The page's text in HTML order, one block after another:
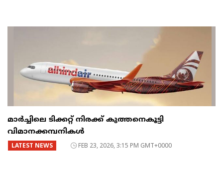
മാർച്ചിലെ ടിക്കറ്റ് നിരക്ക് കുത്തനെകൂട്ടി
വിമാനക്കമ്പനികൾ
LATEST NEWS FEB 23, 2026, 3:15 PM GMT+0000